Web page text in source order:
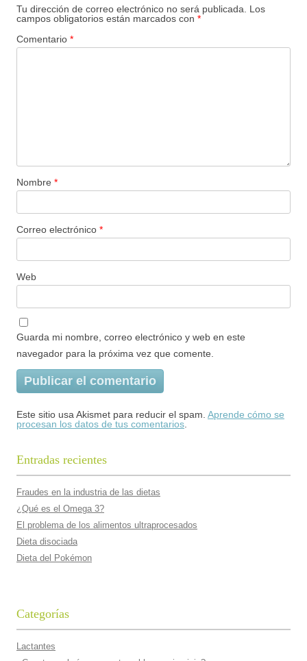
Tu dirección de correo electrónico no será publicada. Los
campos obligatorios están marcados con *
Comentario *
Nombre *
Correo electrónico *
Web
Guarda mi nombre, correo electrónico y web en este
navegador para la próxima vez que comente.
Este sitio usa Akismet para reducir el spam. Aprende cómo se
procesan los datos de tus comentarios.
Entradas recientes
Fraudes en la industria de las dietas
¿Qué es el Omega 3?
El problema de los alimentos ultraprocesados
Dieta disociada
Dieta del Pokémon
Categorías
Lactantes